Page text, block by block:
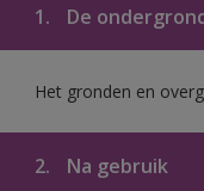
1. De
Het gronden en
2. Na gebruik